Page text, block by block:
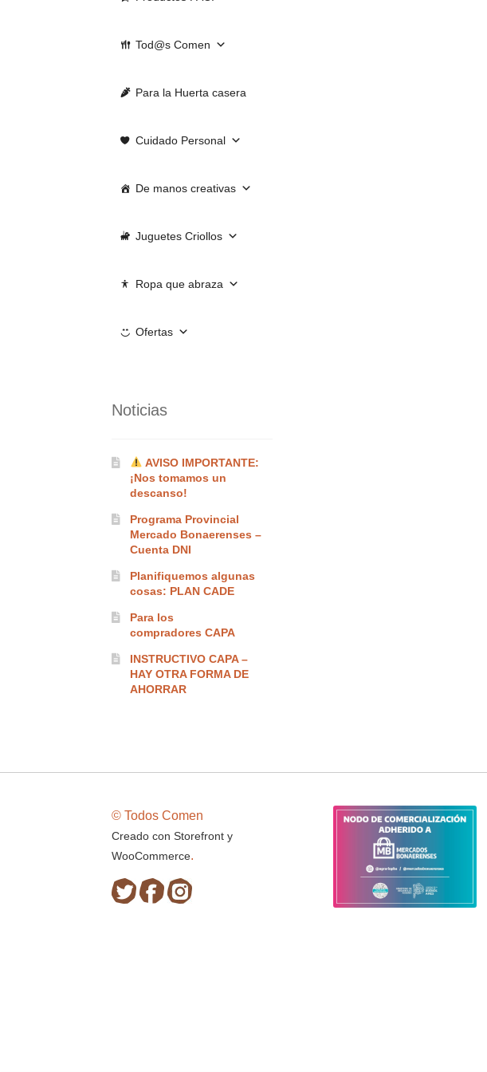
Tod@s Comen
Para la Huerta casera
Cuidado Personal
De manos creativas
Juguetes Criollos
Ropa que abraza
Ofertas
Noticias
AVISO IMPORTANTE:
¡Nos tomamos un
descanso!
Programa Provincial
Mercado Bonaerenses –
Cuenta DNI
Planifiquemos algunas
cosas: PLAN CADE
Para los
compradores CAPA
INSTRUCTIVO CAPA –
HAY OTRA FORMA DE
AHORRAR
© Todos Comen
Creado con Storefront y
WooCommerce.